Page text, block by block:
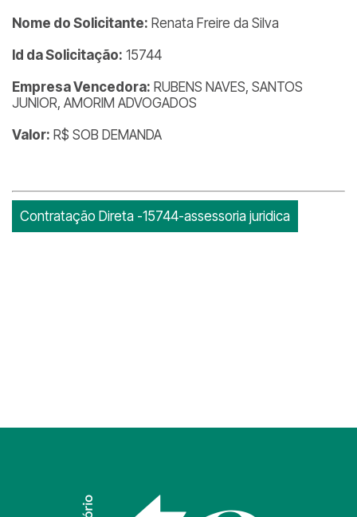
Nome do Solicitante: Renata Freire da Silva
Id da Solicitação: 15744
Empresa Vencedora: RUBENS NAVES, SANTOS
JUNIOR, AMORIM ADVOGADOS
Valor: R$ SOB DEMANDA
Contratação Direta -15744-assessoria juridica